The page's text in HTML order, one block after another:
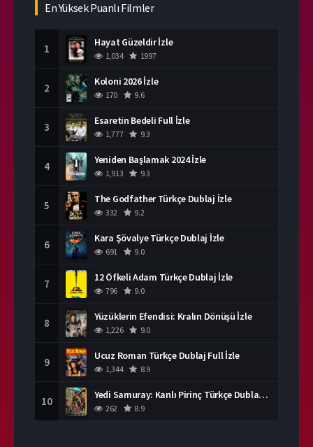
En Yüksek Puanlı Filmler
1 Hayat Güzeldir İzle
1,034 1997
2 Koloni 2026 İzle
170 9.6
3 Esaretin Bedeli Full İzle
1,777 9.3
4 Yeniden Başlamak 2024 İzle
1,913 9.3
5 The Godfather Türkçe Dublaj İzle
332 9.2
6 Kara Şövalye Türkçe Dublaj İzle
691 9.0
7 12 Öfkeli Adam Türkçe Dublaj İzle
796 9.0
8 Yüzüklerin Efendisi: Kralın Dönüşü İzle
1,226 9.0
9 Ucuz Roman Türkçe Dublaj Full İzle
1,344 8.9
10 Yedi Samuray: Kanlı Pirinç Türkçe Dublaj İzle
262 8.9